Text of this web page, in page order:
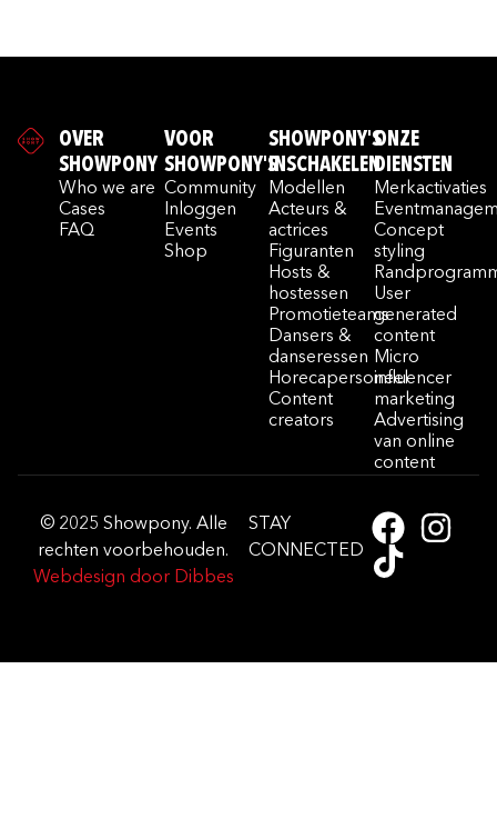
OVER
SHOWPONY
Who we are
Cases
FAQ
VOOR
SHOWPONY'S
Community
Inloggen
Events
Shop
SHOWPONY'S
INSCHAKELEN
Modellen
Acteurs &
actrices
Figuranten
Hosts &
hostessen
Promotieteams
Dansers &
danseressen
Horecapersoneel
Content
creators
ONZE
DIENSTEN
Merkactivaties
Concept
styling
User
generated
content
Micro
influencer
marketing
Advertising
van online
content
© 2025 Showpony. Alle
rechten voorbehouden.
Webdesign door Dibbes
STAY
CONNECTED